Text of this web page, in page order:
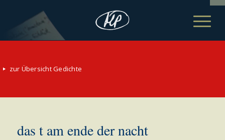
zur Übersicht Gedichte
das t am ende der nacht